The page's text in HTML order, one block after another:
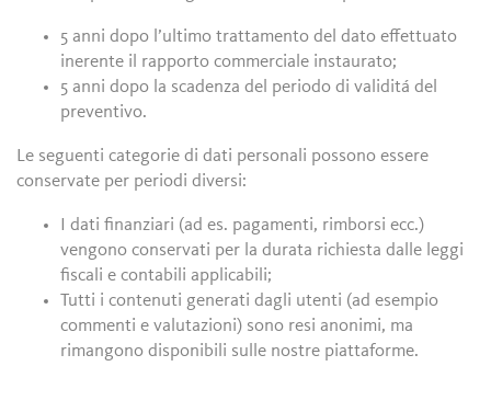
5 anni dopo l’ultimo trattamento del dato effettuato
inerente il rapporto commerciale instaurato;
5 anni dopo la scadenza del periodo di validitá del
preventivo.
Le seguenti categorie di dati personali possono essere
conservate per periodi diversi:
I dati finanziari (ad es. pagamenti, rimborsi ecc.)
vengono conservati per la durata richiesta dalle leggi
fiscali e contabili applicabili;
Tutti i contenuti generati dagli utenti (ad esempio
commenti e valutazioni) sono resi anonimi, ma
rimangono disponibili sulle nostre piattaforme.